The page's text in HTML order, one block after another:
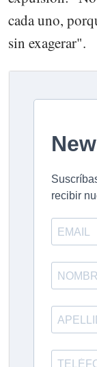
cada uno,
sin exagerar".